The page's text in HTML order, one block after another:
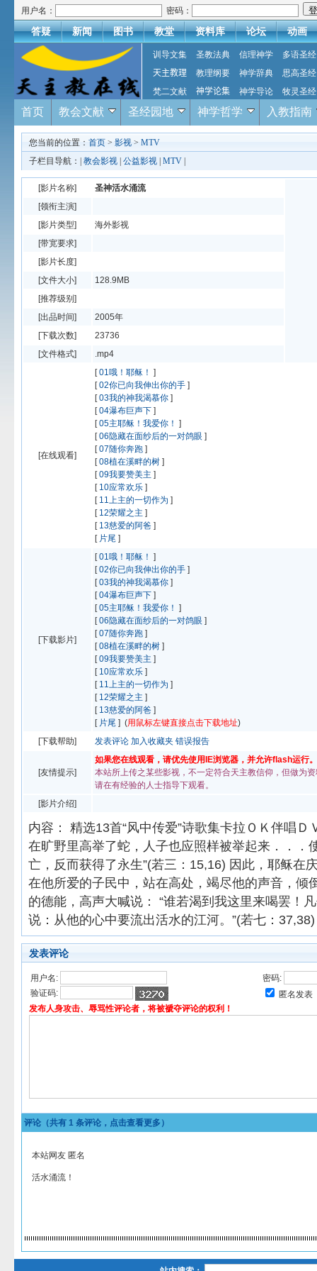
用户名： 密码：
答疑 新闻 图书 教堂 资料库 论坛 动画
训导文集 圣教法典 信理神学
多语圣经
天主教理
教理纲要 神学辞典
思高圣经
梵二文献
神学论集 神学导论 牧灵圣经
首页 教会文献 圣经园地 神学哲学 入教指南
您当前的位置： 首页 > 影视 > MTV
子栏目导航：| 教会影视 公益影视 MTV
[影片名称]
圣神活水涌流
[领衔主演]
[影片类型]
海外影视
[带宽要求]
[影片长度]
[文件大小]
128.9MB
[推荐级别]
[出品时间]
2005年
[下载次数]
23736
[文件格式]
.mp4
[在线观看]
[01哦！耶稣！ ]
[02你已向我伸出你的手 ]
[03我的神我渴慕你 ]
[04瀑布巨声下 ]
[05主耶稣！我爱你！ ]
[06隐藏在面纱后的一对鸽眼 ]
[07随你奔跑 ]
[08植在溪畔的树 ]
[09我要赞美主 ]
[ 10应常欢乐 ]
[ 11上主的一切作为 ]
[ 12荣耀之主 ]
[ 13慈爱的阿爸 ]
[ 片尾 ]
[下载影片]
[01哦！耶稣！ ]
[02你已向我伸出你的手 ]
[03我的神我渴慕你 ]
[04瀑布巨声下 ]
[05主耶稣！我爱你！ ]
[06隐藏在面纱后的一对鸽眼 ]
[07随你奔跑 ]
[08植在溪畔的树 ]
[09我要赞美主 ]
[ 10应常欢乐 ]
[ 11上主的一切作为 ]
[ 12荣耀之主 ]
[ 13慈爱的阿爸 ]
[ 片尾 ] (用鼠标左键直接点击下载地址)
[下载帮助]
发表评论 加入收藏夹 错误报告
[友情提示]
如果您在线观看，请优先使用IE浏览器，并允许flash运行。
本站所上传之某些影视，不一定符合天主教信仰，但做为
请在有经验的人士指导下观看。
[影片介绍]
内容： 精选13首“风中传爱”诗歌集卡拉ＯＫ伴唱Ｄ
在旷野里高举了蛇，人子也应照样被举起来．．．
亡，反而获得了永生”(若三：15,16) 因此，耶稣在
在他所爱的子民中，站在高处，竭尽他的声音，倾
的德能，高声大喊说： “谁若渴到我这里来喝罢！
说：从他的心中要流出活水的江河。”(若七：37,38)
发表评论
用户名:
密码:
验证码:
匿名发表
发布人身攻击、辱骂性评论者，将被褫夺评论的权利！
评论（共有 1 条评论，点击查看更多）
本站网友 匿名
活水涌流！